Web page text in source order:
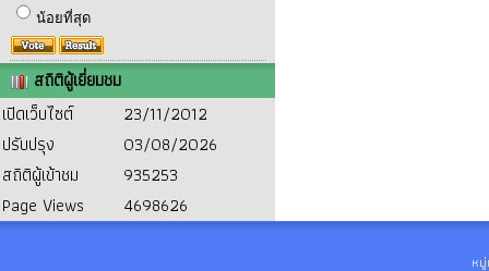
น้อยที่สุด
สถิติผู้เยี่ยมชม
เปิดเว็บไซต์
23/11/2012
ปรับปรุง
03/08/2026
สถิติผู้เข้าชม
935253
Page Views
4698626
ห